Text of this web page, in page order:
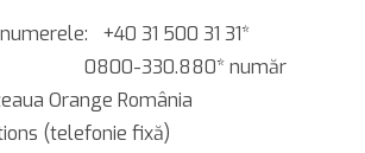
+40 31 500 31 31*
330.880* număr
Orange România
(telefonie fixă)